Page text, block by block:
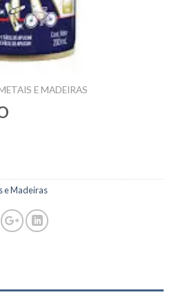
E MADEIRAS
e Madeiras